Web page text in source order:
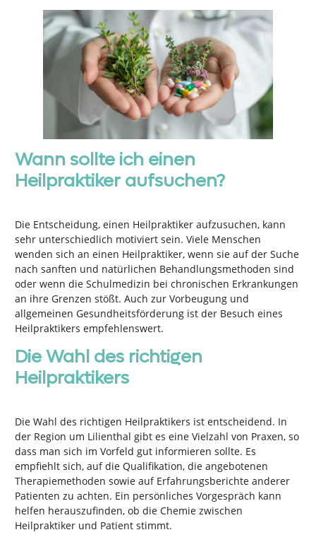
Wann sollte ich einen
Heilpraktiker aufsuchen?
Die Entscheidung, einen Heilpraktiker aufzusuchen, kann
sehr unterschiedlich motiviert sein. Viele Menschen
wenden sich an einen Heilpraktiker, wenn sie auf der Suche
nach sanften und natürlichen Behandlungsmethoden sind
oder wenn die Schulmedizin bei chronischen Erkrankungen
an ihre Grenzen stößt. Auch zur Vorbeugung und
allgemeinen Gesundheitsförderung ist der Besuch eines
Heilpraktikers empfehlenswert.
Die Wahl des richtigen
Heilpraktikers
Die Wahl des richtigen Heilpraktikers ist entscheidend. In
der Region um Lilienthal gibt es eine Vielzahl von Praxen, so
dass man sich im Vorfeld gut informieren sollte. Es
empfiehlt sich, auf die Qualifikation, die angebotenen
Therapiemethoden sowie auf Erfahrungsberichte anderer
Patienten zu achten. Ein persönliches Vorgespräch kann
helfen herauszufinden, ob die Chemie zwischen
Heilpraktiker und Patient stimmt.